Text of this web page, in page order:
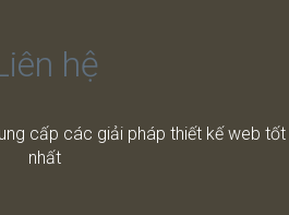
hệ
cấp các giải pháp thiết kế web tốt
nhất